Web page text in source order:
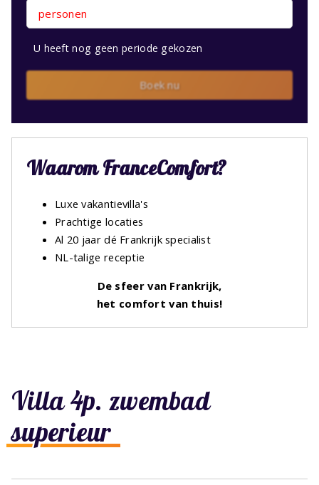
Villa 4p. zwembad
superieur
personen
U heeft nog geen periode gekozen
Boek nu
Waarom FranceComfort?
Luxe vakantievilla's
Prachtige locaties
Al 20 jaar dé Frankrijk specialist
NL-talige receptie
De sfeer van Frankrijk,
het comfort van thuis!